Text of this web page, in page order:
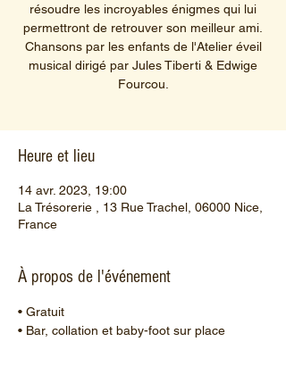
résoudre les incroyables énigmes qui lui
permettront de retrouver son meilleur ami.
Chansons par les enfants de l'Atelier éveil
musical dirigé par Jules Tiberti & Edwige
Fourcou.
Heure et lieu
14 avr. 2023, 19:00
La Trésorerie , 13 Rue Trachel, 06000 Nice,
France
À propos de l'événement
• Gratuit
• Bar, collation et baby-foot sur place